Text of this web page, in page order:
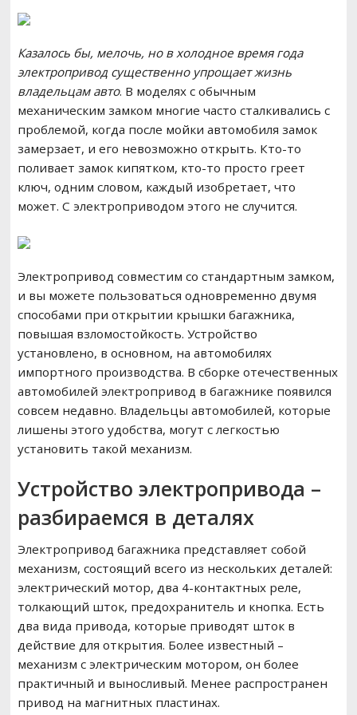
Казалось бы, мелочь, но в холодное время года
электропривод существенно упрощает жизнь
владельцам авто. В моделях с обычным
механическим замком многие часто сталкивались с
проблемой, когда после мойки автомобиля замок
замерзает, и его невозможно открыть. Кто-то
поливает замок кипятком, кто-то просто греет
ключ, одним словом, каждый изобретает, что
может. C электроприводом этого не случится.
Электропривод совместим со стандартным замком,
и вы можете пользоваться одновременно двумя
способами при открытии крышки багажника,
повышая взломостойкость. Устройство
установлено, в основном, на автомобилях
импортного производства. В сборке отечественных
автомобилей электропривод в багажнике появился
совсем недавно. Владельцы автомобилей, которые
лишены этого удобства, могут с легкостью
установить такой механизм.
Устройство электропривода –
разбираемся в деталях
Электропривод багажника представляет собой
механизм, состоящий всего из нескольких деталей:
электрический мотор, два 4-контактных реле,
толкающий шток, предохранитель и кнопка. Есть
два вида привода, которые приводят шток в
действие для открытия. Более известный –
механизм с электрическим мотором, он более
практичный и выносливый. Менее распространен
привод на магнитных пластинах.